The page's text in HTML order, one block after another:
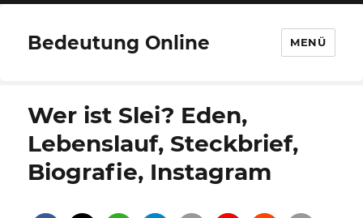
Bedeutung Online MENÜ
Wer ist Slei? Eden,
Lebenslauf, Steckbrief,
Biografie, Instagram